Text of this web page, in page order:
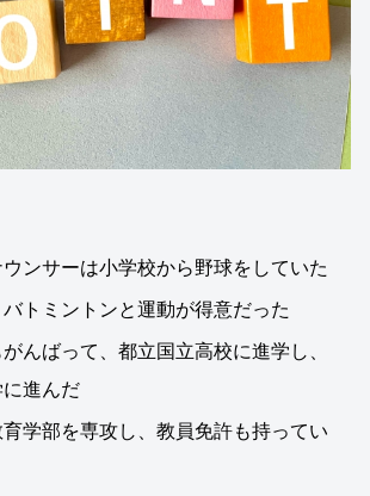
ンサーは小学校から野球をしていた
トミントンと運動が得意だった
んばって、都立国立高校に進学し、
進んだ
学部を専攻し、教員免許も持ってい